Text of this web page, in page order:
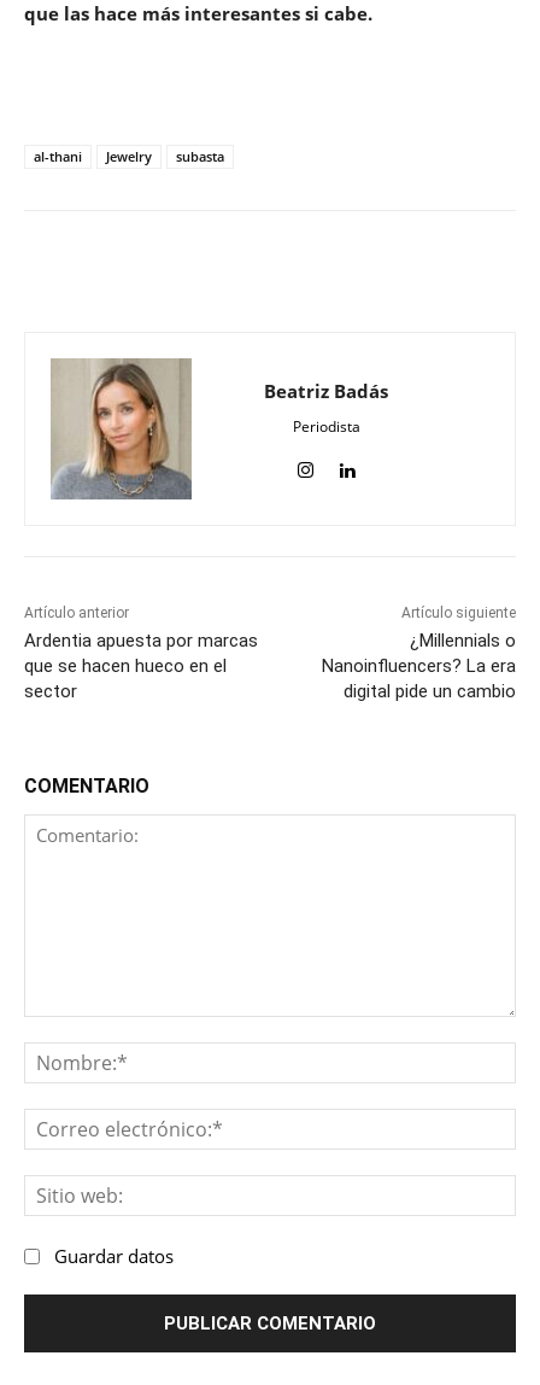
que las hace más interesantes si cabe.
al-thani Jewelry subasta
Beatriz Badás
Periodista
Artículo anterior
Ardentia apuesta por marcas
que se hacen hueco en el
sector
Artículo siguiente
¿Millennials o
Nanoinfluencers? La era
digital pide un cambio
COMENTARIO
Guardar datos